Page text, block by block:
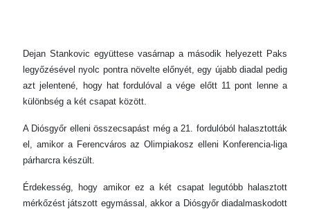
Dejan Stankovic együttese vasárnap a második helyezett Paks
legyőzésével nyolc pontra növelte előnyét, egy újabb diadal pedig
azt jelentené, hogy hat fordulóval a vége előtt 11 pont lenne a
különbség a két csapat között.
A Diósgyőr elleni összecsapást még a 21. fordulóból halasztották
el, amikor a Ferencváros az Olimpiakosz elleni Konferencia-liga
párharcra készült.
Érdekesség, hogy amikor ez a két csapat legutóbb halasztott
mérkőzést játszott egymással, akkor a Diósgyőr diadalmaskodott